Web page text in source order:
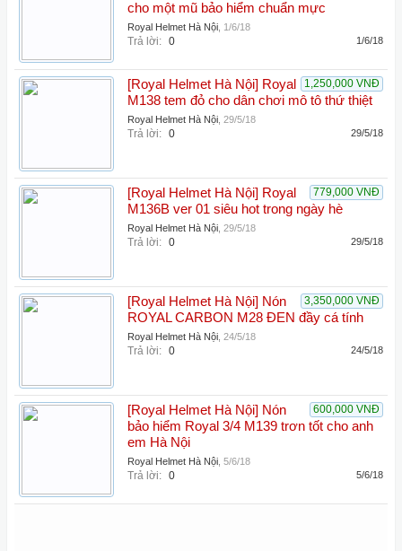
cho một mũ bảo hiểm chuẩn mực
Royal Helmet Hà Nội 1/6/18
Trả lời: 0 1/6/18
1,250,000 VNĐ
[Royal Helmet Hà Nội] Royal
M138 tem đỏ cho dân chơi mô tô thứ thiệt
Royal Helmet Hà Nội 29/5/18
Trả lời: 0 29/5/18
779,000 VNĐ
[Royal Helmet Hà Nội] Royal
M136B ver 01 siêu hot trong ngày hè
Royal Helmet Hà Nội 29/5/18
Trả lời: 0 29/5/18
3,350,000 VNĐ
[Royal Helmet Hà Nội] Nón
ROYAL CARBON M28 ĐEN đầy cá tính
Royal Helmet Hà Nội 24/5/18
Trả lời: 0 24/5/18
600,000 VNĐ
[Royal Helmet Hà Nội] Nón
bảo hiểm Royal 3/4 M139 trơn tốt cho anh
em Hà Nội
Royal Helmet Hà Nội 5/6/18
Trả lời: 0 5/6/18